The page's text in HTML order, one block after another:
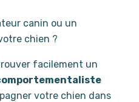
canin ou un
chien ?
facilement un
votre chien dans